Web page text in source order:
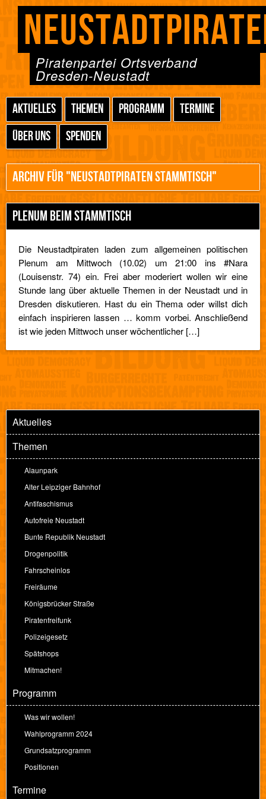
Piratenpartei Ortsverband
Dresden-Neustadt
AKTUELLES THEMEN PROGRAMM
TERMINE
ÜBER UNS
SPENDEN
ARCHIV FÜR "NEUSTADTPIRATEN STAMMTISCH"
PLENUM BEIM STAMMTISCH
Die Neustadtpiraten laden zum allgemeinen politischen
Plenum am Mittwoch (10.02) um 21:00 ins #Nara
(Louisenstr. 74) ein. Frei aber moderiert wollen wir eine
Stunde lang über aktuelle Themen in der Neustadt und in
Dresden diskutieren. Hast du ein Thema oder willst dich
einfach inspirieren lassen … komm vorbei. Anschließend
ist wie jeden Mittwoch unser wöchentlicher […]
Aktuelles
Themen
Alaunpark
Alter Leipziger Bahnhof
Antifaschismus
Autofreie Neustadt
Bunte Republik Neustadt
Drogenpolitik
Fahrscheinlos
Freiräume
Königsbrücker Straße
Piratenfreifunk
Polizeigesetz
Spätshops
Mitmachen!
Programm
Was wir wollen!
Wahlprogramm 2024
Grundsatzprogramm
Positionen
Termine